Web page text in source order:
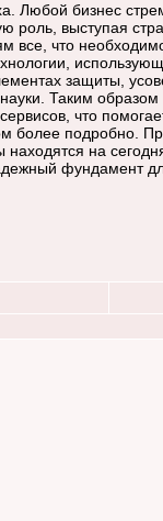
Любой бизнес
роль, выступая
что
защиты,
Таким образом
что
более подробно.
на
фундамент